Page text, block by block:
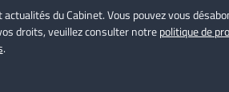
du Cabinet. Vous pouvez vous
droits, veuillez consulter notrepolitique de
.